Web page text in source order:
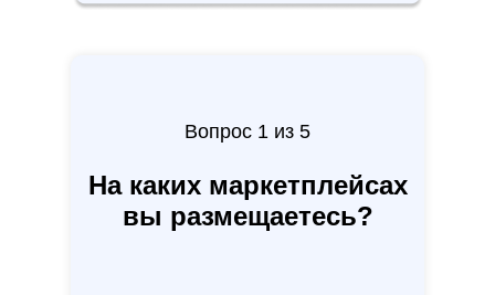
и получитеэкспертный
аудит
своих карточек по 17
пунктам
Вопрос 1 из 5
На каких маркетплейсах
вы размещаетесь?